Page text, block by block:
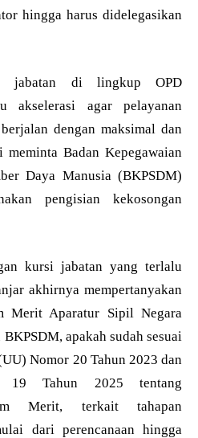
hingga harus didelegasikan
jabatan di lingkup OPD
akselerasi agar pelayanan
dengan maksimal dan
Badan Kepegawaian
Daya Manusia (BKPSDM)
pengisian kekosongan
kursi jabatan yang terlalu
akhirnya mempertanyakan
Merit Aparatur Sipil Negara
apakah sudah sesuai
Nomor 20 Tahun 2023 dan
19 Tahun 2025 tentang
Merit, terkait tahapan
dari perencanaan hingga